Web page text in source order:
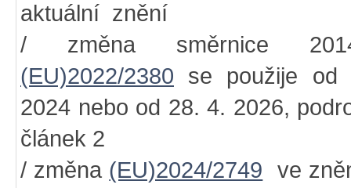
aktuální znění
/ změna směrnice 2014/
(EU)2022/2380 se použije od
2024 nebo od 28. 4. 2026,
článek 2
/ změna (EU)2024/2749 ve